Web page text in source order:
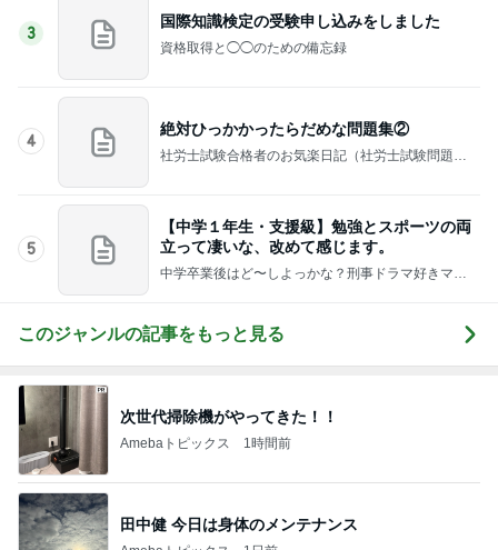
子供用かと聞かれた日本のお菓子
Amebaトピックス 2日前
ありがたすぎる東京都の補助金制度
Amebaトピックス 1日前